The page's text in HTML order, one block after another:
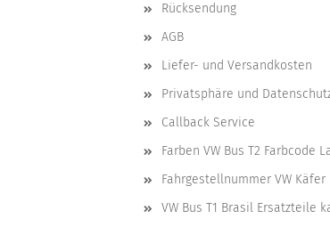
Rücksendung
AGB
Liefer- und Versandkosten
Privatsphäre und
Callback Service
Farben VW Bus T2 Farbcode
Fahrgestellnummer VW Käfer
VW Bus T1 Brasil Ersatzteile